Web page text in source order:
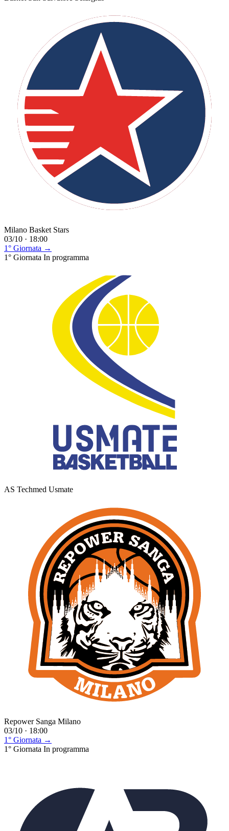
Milano Basket Stars
03/10 · 18:00
1° Giornata →
1° Giornata In programma
AS Techmed Usmate
Repower Sanga Milano
03/10 · 18:00
1° Giornata →
1° Giornata In programma